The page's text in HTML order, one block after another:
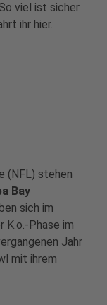
viel ist sicher.
ihr hier.
(NFL) stehen
Bay
sich im
K.o.-Phase im
Jahr
mit ihrem